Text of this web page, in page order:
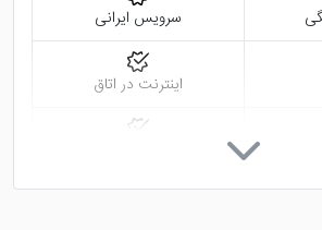
سرویس ایرانی
اینترنت در اتاق